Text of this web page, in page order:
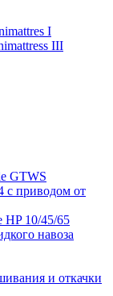
I
III
GTWS
с приводом от
HP 10/45/65
навоза
и откачки